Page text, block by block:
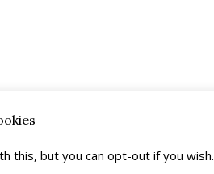
andArouse .
this, but you can opt-out if you wish.